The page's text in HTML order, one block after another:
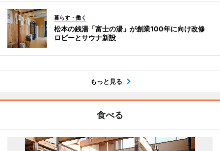
暮らす・働く
松本の銭湯「富士の湯」が創業100年に向け改修
ロビーとサウナ新設
もっと見る
食べる